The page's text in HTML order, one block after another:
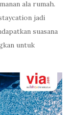
ala rumah.
jadi
suasana
untuk